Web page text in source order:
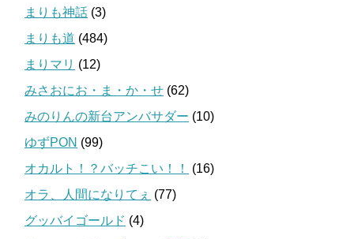
まりも神話 (3)
まりも道 (484)
まりマリ (12)
みさおにお・ま・か・せ (62)
みのりんの新台アンバサダー (10)
ゆずPON (99)
オカルト！？バッチこい！！
(16)
オラ、人間になりてぇ (77)
グッバイゴールド (4)